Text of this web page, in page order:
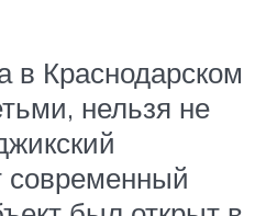
в Краснодарском
нельзя не
современный